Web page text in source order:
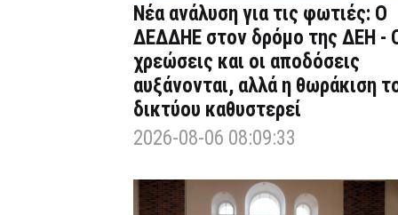
Νέα ανάλυση για τις φωτιές: Ο
ΔΕΔΔΗΕ στον δρόμο της ΔΕΗ -
χρεώσεις και οι αποδόσεις
αυξάνονται, αλλά η θωράκιση
δικτύου καθυστερεί
2026-08-06 08:09:33